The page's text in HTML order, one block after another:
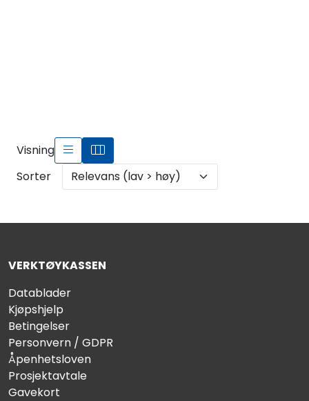
Visning
Sorter
VERKTØYKASSEN
Datablader
Kjøpshjelp
Betingelser
Personvern / GDPR
Åpenhetsloven
Prosjektavtale
Gavekort
Outlet